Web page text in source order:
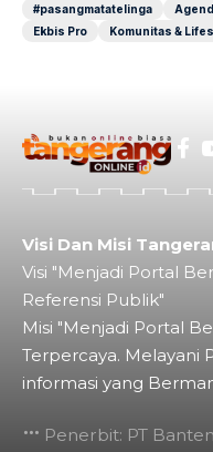
#pasangmatatelinga
Ekbis Pro
Komunitas &
Visi Dan Misi
Visi "Menjadi Portal
Referensi Publik"
Misi "Menjadi Portal
Terpercaya. Melayani
informasi yang
Penerbit: PT